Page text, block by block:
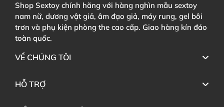
Shop Sextoy chính hãng với hàng nghìn mẫu sextoy
nam nữ, dương vật giả, âm đạo giả, máy rung, gel bôi
trơn và phụ kiện phòng the cao cấp. Giao hàng kín đáo
toàn quốc.
VỀ CHÚNG TÔI
HỖ TRỢ